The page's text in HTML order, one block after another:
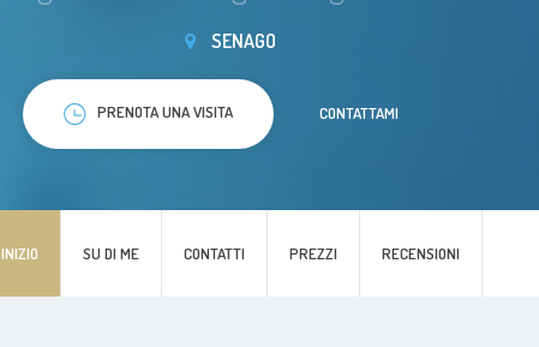
INIZIO SU DI ME CONTATTI PREZZI RECENSIONI
SENAGO
PRENOTA UNA VISITA CONTATTAMI